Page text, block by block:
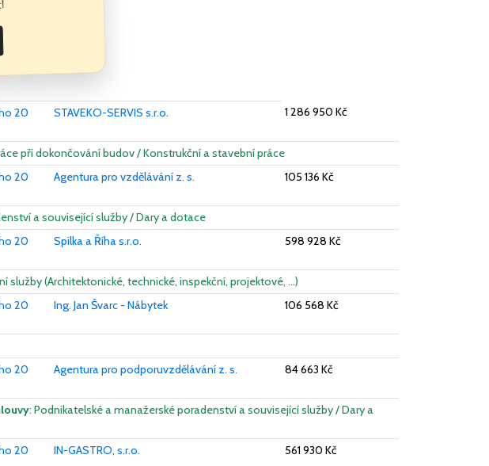
20 STAVEKO-SERVIS s.r.o. 1 286 950 Kč
při dokončování budov / Konstrukční a stavební práce
20 Agentura pro vzdělávání z. s. 105 136 Kč
a související služby / Dary a dotace
20 Spilka a Říha s.r.o. 598 928 Kč
(Architektonické, technické, inspekční, projektové, …)
20 Ing. Jan Švarc - Nábytek 106 568 Kč
20 Agentura pro podporuvzdělávání z. s. 84 663 Kč
: Podnikatelské a manažerské poradenství a související služby / Dary a
20 IN-GASTRO, s.r.o. 561 930 Kč